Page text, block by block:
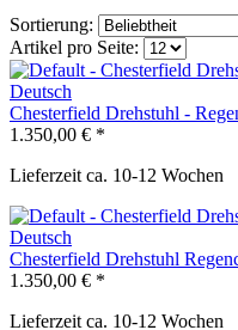
Sortierung:
Artikel pro Seite:
Chesterfield Drehstuhl -
1.350,00 € *
Lieferzeit ca. 10-12 Wochen
Chesterfield Drehstuhl
1.350,00 € *
Lieferzeit ca. 10-12 Wochen